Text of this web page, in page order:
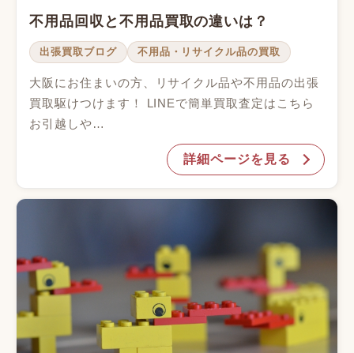
不用品回収と不用品買取の違いは？
出張買取ブログ 不用品・リサイクル品の買取
大阪にお住まいの方、リサイクル品や不用品の出張
買取駆けつけます！ LINEで簡単買取査定はこちら
お引越しや…
詳細ページを見る